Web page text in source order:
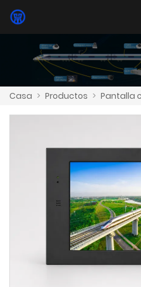
Casa > Productos > Pantalla